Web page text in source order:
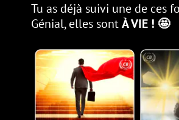
Tu as déjà suivi une de ces
Génial,elles sontÀVIE ! 🤩